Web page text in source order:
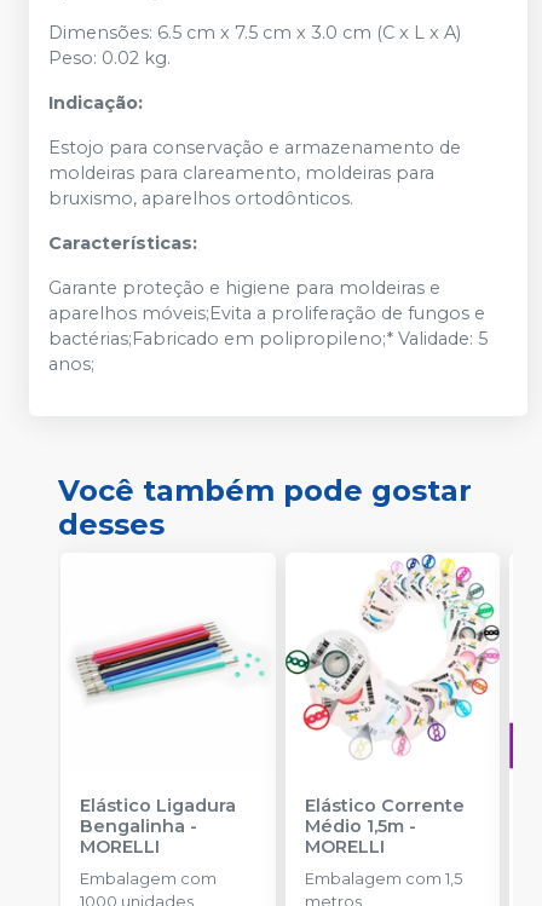
Dimensões: 6.5 cm x 7.5 cm x 3.0 cm (C x L x A)
Peso: 0.02 kg.
Indicação:
Estojo para conservação e armazenamento de
moldeiras para clareamento, moldeiras para
bruxismo, aparelhos ortodônticos.
Características:
Garante proteção e higiene para moldeiras e
aparelhos móveis;Evita a proliferação de fungos e
bactérias;Fabricado em polipropileno;* Validade: 5
anos;
Você também pode gostar
desses
Elástico Ligadura
Bengalinha -
MORELLI
Embalagem com
1000 unidades
Elástico Corrente
Médio 1,5m-
MORELLI
Embalagem com 1,5
metros